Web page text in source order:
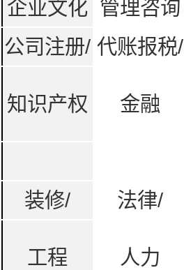
企业文化 管理咨询
公司注册/ 代账报税/
知识产权 金融
装修/ 法律/
工程 人力